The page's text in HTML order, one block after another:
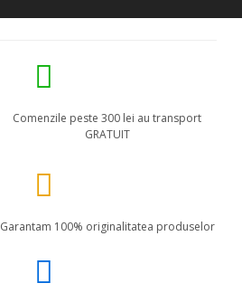
Comenzile peste 300 lei au transport
GRATUIT
Garantam 100% originalitatea produselor